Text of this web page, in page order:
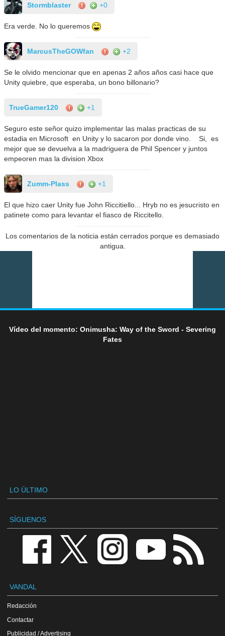
Stormblaster +0
Era verde. No lo queremos
MarcusTheGOWfan +2
Se le olvido mencionar que en apenas 2 años años casi hace que
Unity quiebre, que esperaba, un bono billonario?
TrueGamer120 +1
Seguro este señor quizo implementar las malas practicas de su
estadia en Microsoft en Unity y lo sacaron por donde vino. Si, es
mejor que se devuelva a la madriguera de Phil Spencer y juntos
empeoren mas la division Xbox
Zumm-Plass +1
El que hizo caer Unity fue John Riccitiello... Hryb no es jesucristo en
patinete como para levantar el fiasco de Riccitello.
Los comentarios de la noticia están cerrados porque es demasiado
antigua.
Vídeo del momento: Onimusha: Way of the Sword - Severing
Fates
LO ÚLTIMO
SÍGUENOS
VANDAL
Redacción
Contactar
Publicidad / Advertising